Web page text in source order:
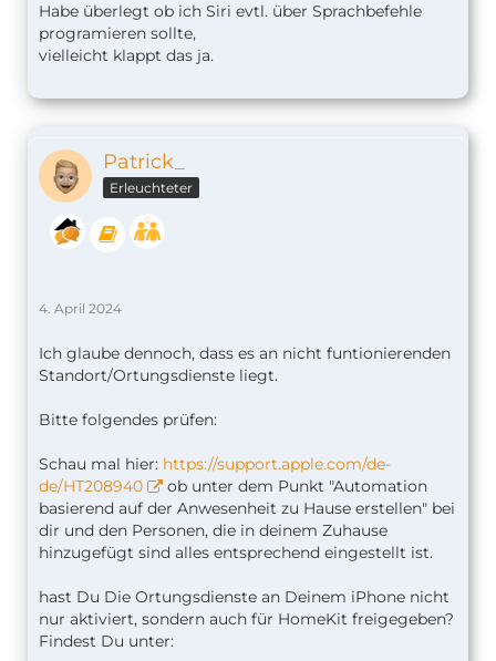
Habe überlegt ob ich Siri evtl. über Sprachbefehle
programieren sollte,
vielleicht klappt das ja.
Patrick_
Erleuchteter
4. April 2024
Ich glaube dennoch, dass es an nicht funtionierenden
Standort/Ortungsdienste liegt.
Bitte folgendes prüfen:
Schau mal hier: https://support.apple.com/de-
de/HT208940
ob unter dem Punkt "Automation
basierend auf der Anwesenheit zu Hause erstellen" bei
dir und den Personen, die in deinem Zuhause
hinzugefügt sind alles entsprechend eingestellt ist.
hast Du Die Ortungsdienste an Deinem iPhone nicht
nur aktiviert, sondern auch für HomeKit freigegeben?
Findest Du unter: